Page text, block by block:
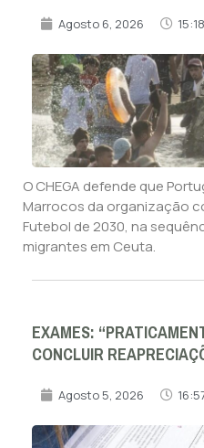
Agosto 6, 2026 15:18
O CHEGA defende que
Marrocos da organização
Futebol de 2030, na
migrantes em Ceuta.
EXAMES:
CONCLUIR
Agosto 5, 2026